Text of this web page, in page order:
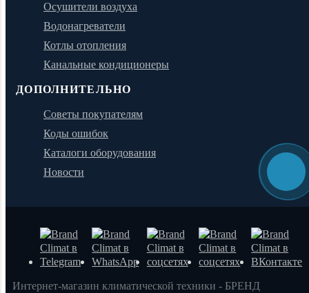
Осушители воздуха
Водонагреватели
Котлы отопления
Канальные кондиционеры
ДОПОЛНИТЕЛЬНО
Советы покупателям
Коды ошибок
Каталоги оборудования
Новости
Интернет-магазин климатической техники - БРЕНД